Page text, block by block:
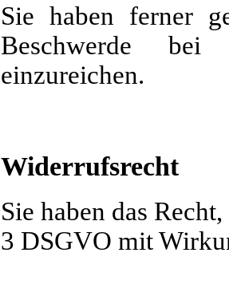
Sie haben ferner
Beschwerde bei
einzureichen.
Widerrufsrecht
Sie haben das
3 DSGVO mit